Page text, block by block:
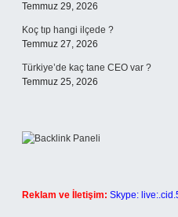
Temmuz 29, 2026
Koç tıp hangi ilçede ?
Temmuz 27, 2026
Türkiye’de kaç tane CEO var ?
Temmuz 25, 2026
Reklam ve İletişim: Skype: